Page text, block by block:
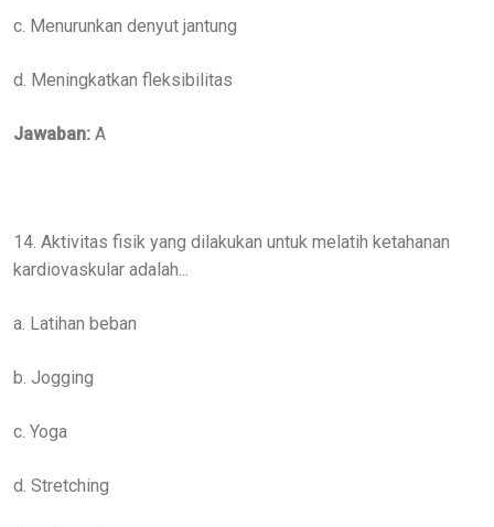
c. Menurunkan denyut jantung
d. Meningkatkan fleksibilitas
Jawaban: A
14. Aktivitas fisik yang dilakukan untuk melatih ketahanan
kardiovaskular adalah...
a. Latihan beban
b. Jogging
c. Yoga
d. Stretching